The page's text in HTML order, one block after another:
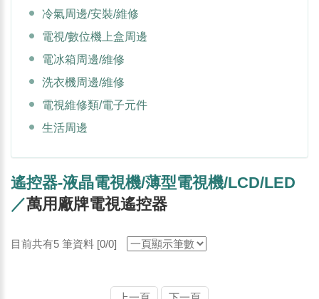
冷氣周邊/安裝/維修
電視/數位機上盒周邊
電冰箱周邊/維修
洗衣機周邊/維修
電視維修類/電子元件
生活周邊
遙控器-液晶電視機/薄型電視機/LCD/LED
／萬用廠牌電視遙控器
目前共有5 筆資料 [0/0]